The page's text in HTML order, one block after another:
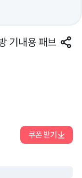
기내용 패브
쿠폰 받기